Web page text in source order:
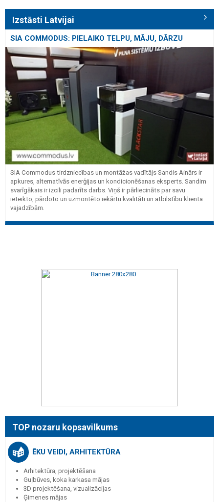
Izstāsti Latvijai
SIA COMMODUS: PIELAIKO TELPU, MĀJU, DĀRZU
SIA Commodus tirdzniecības un montāžas vadītājs Sandis Ainārs ir
apkures, alternatīvās enerģijas un kondicionēšanas eksperts. Sandim
svarīgākais ir izcili padarīts darbs. Viņš ir pārliecināts par savu
ieteikto, pārdoto un uzmontēto iekārtu kvalitāti un atbilstību klienta
vajadzībām.
TOP nozaru kopsavilkums
ĒKU VEIDI, ARHITEKTŪRA
Arhitektūra, projektēšana
Guļbūves, koka karkasa mājas
3D projektēšana, vizualizācijas
Ģimenes mājas